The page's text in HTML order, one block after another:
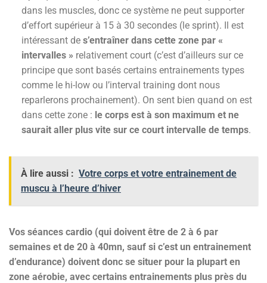
dans les muscles, donc ce système ne peut supporter
d’effort supérieur à 15 à 30 secondes (le sprint). Il est
intéressant de s’entraîner dans cette zone par «
intervalles » relativement court (c’est d’ailleurs sur ce
principe que sont basés certains entrainements types
comme le hi-low ou l’interval training dont nous
reparlerons prochainement). On sent bien quand on est
dans cette zone : le corps est à son maximum et ne
saurait aller plus vite sur ce court intervalle de temps.
À lire aussi : Votre corps et votre entrainement de
muscu à l’heure d’hiver
Vos séances cardio (qui doivent être de 2 à 6 par
semaines et de 20 à 40mn, sauf si c’est un entrainement
d’endurance) doivent donc se situer pour la plupart en
zone aérobie, avec certains entrainements plus près du